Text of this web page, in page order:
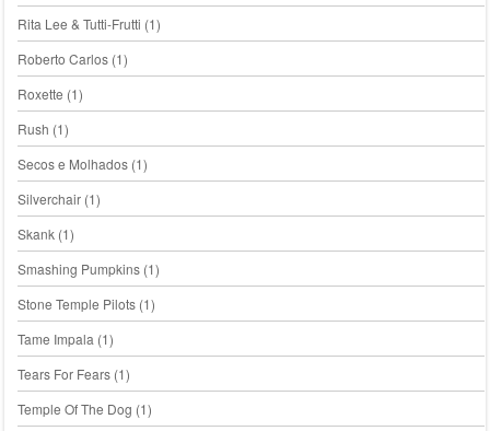
Rita Lee & Tutti-Frutti (1)
Roberto Carlos(1)
Roxette (1)
Rush (1)
Secos e Molhados(1)
Silverchair(1)
Skank(1)
Smashing Pumpkins(1)
Stone Temple Pilots(1)
Tame Impala(1)
Tears For Fears(1)
Temple Of The Dog (1)